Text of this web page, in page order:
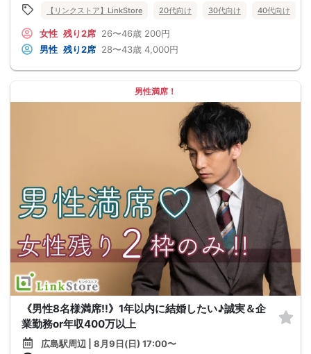
【リンクストア】LinkStore 20代向け 30代向け 40代向け
女性 残り2席 26〜46歳 200円
男性 残り2席 28〜43歳 4,000円
男性満席！
《男性8名様満席!!》1年以内に結婚したい♪誠実＆企
業勤務or年収400万以上
広島駅周辺 | 8月9日(日) 17:00〜